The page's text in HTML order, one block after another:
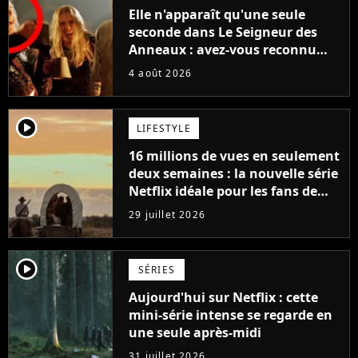
Elle n'apparaît qu'une seule
seconde dans Le Seigneur des
Anneaux : avez-vous reconnu
cette légende du cinéma dans la
4 août 2026
player2 LIFESTYLE
16 millions de vues en seulement
deux semaines : la nouvelle série
Netflix idéale pour les fans de
Yellowstone
29 juillet 2026
player2 SÉRIES
Aujourd'hui sur Netflix : cette
mini-série intense se regarde en
une seule après-midi